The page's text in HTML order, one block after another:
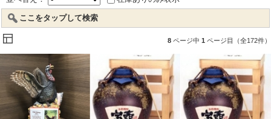
ここをタップして検索
8 ページ中 1 ページ目（全172件）